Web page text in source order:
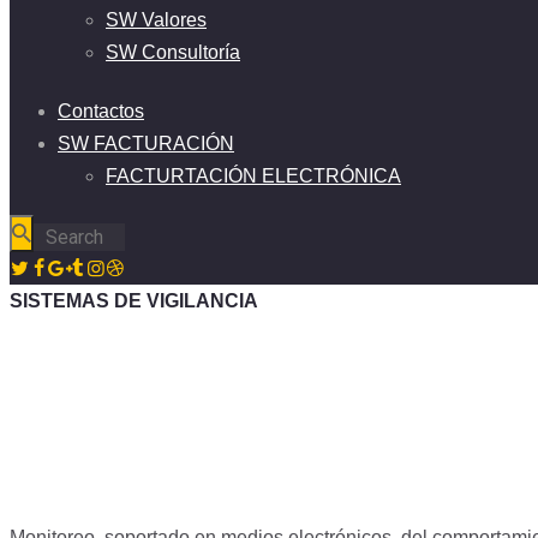
SW Valores
SW Consultoría
Contactos
SW FACTURACIÓN
FACTURTACIÓN ELECTRÓNICA
SISTEMAS DE VIGILANCIA